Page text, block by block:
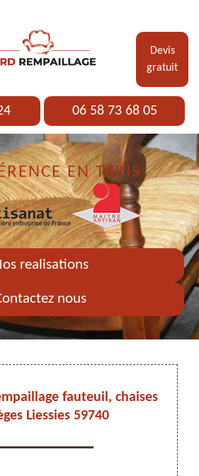
Devis
gratuit
06 58 73 68 05
EN TAPIS
realisations
nous
fauteuil, chaises
Liessies 59740